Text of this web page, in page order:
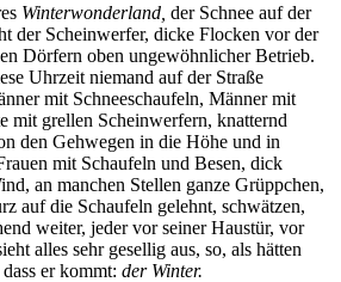
Winterwonderland, der Schnee auf der
der Scheinwerfer, dicke Flocken vor der
Dörfern oben ungewöhnlicher Betrieb.
Uhrzeit niemand auf der Straße
mit Schneeschaufeln, Männer mit
mit grellen Scheinwerfern, knatternd
den Gehwegen in die Höhe und in
mit Schaufeln und Besen, dick
an manchen Stellen ganze Grüppchen,
auf die Schaufeln gelehnt, schwätzen,
weiter, jeder vor seiner Haustür, vor
alles sehr gesellig aus, so, als hätten
er kommt: der Winter.